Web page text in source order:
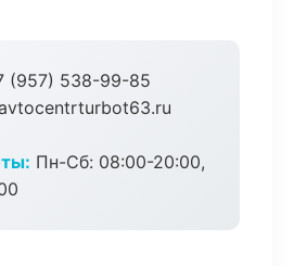
(957) 538-99-85
Пн-Сб: 08:00-20:00,